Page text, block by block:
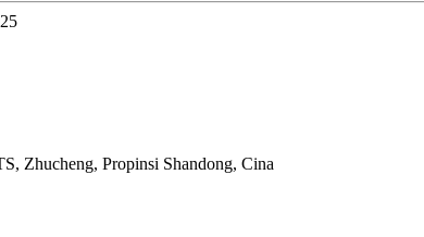
Zhucheng, Propinsi Shandong, Cina